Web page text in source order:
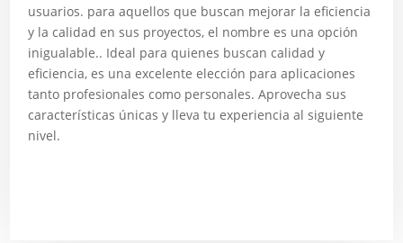
usuarios. para aquellos que buscan mejorar la eficiencia
y la calidad en sus proyectos, el nombre es una opción
inigualable.. Ideal para quienes buscan calidad y
eficiencia, es una excelente elección para aplicaciones
tanto profesionales como personales. Aprovecha sus
características únicas y lleva tu experiencia al siguiente
nivel.